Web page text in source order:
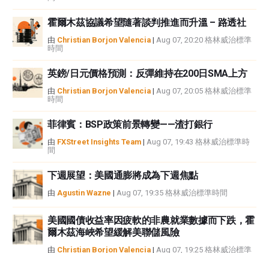
霍爾木茲協議希望隨著談判推進而升溫 – 路透社
由 Christian Borjon Valencia | Aug 07, 20:20 格林威治標準
時間
英鎊/日元價格預測：反彈維持在200日SMA上方
由 Christian Borjon Valencia | Aug 07, 20:05 格林威治標準
時間
菲律賓：BSP政策前景轉變——渣打銀行
由 FXStreet Insights Team | Aug 07, 19:43 格林威治標準時
間
下週展望：美國通膨將成為下週焦點
由 Agustin Wazne | Aug 07, 19:35 格林威治標準時間
美國國債收益率因疲軟的非農就業數據而下跌，霍
爾木茲海峽希望緩解美聯儲風險
由 Christian Borjon Valencia | Aug 07, 19:25 格林威治標準